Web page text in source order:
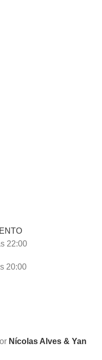
22:00
20:00
Nícolas Alves & Yan